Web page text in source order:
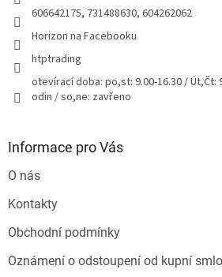
606642175, 731488630, 604262062
Horizon na Facebooku
htptrading
otevírací doba: po,st: 9.00-16.30 / Út,Čt:
odin / so,ne: zavřeno
Informace pro Vás
O nás
Kontakty
Obchodní podmínky
Oznámení o odstoupení od kupní